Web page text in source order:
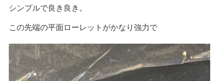
シンプルで良き良き。
この先端の平面ローレットがかなり強力で